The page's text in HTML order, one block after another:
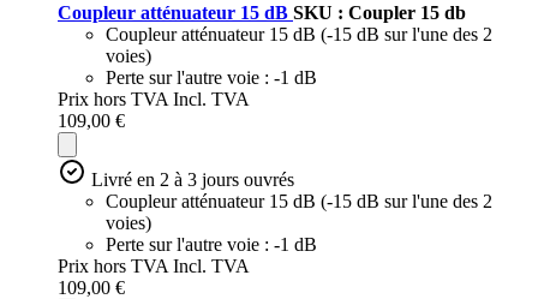
Coupleur atténuateur 15 dB SKU : Coupler 15 db
Coupleur atténuateur 15 dB (-15 dB sur l'une des 2
voies)
Perte sur l'autre voie : -1 dB
Prix hors TVA Incl. TVA
109,00 €
Livré en 2 à 3 jours ouvrés
Coupleur atténuateur 15 dB (-15 dB sur l'une des 2
voies)
Perte sur l'autre voie : -1 dB
Prix hors TVA Incl. TVA
109,00 €